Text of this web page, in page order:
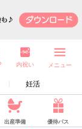
妊活
内祝い メニュー
出産準備 優待パス